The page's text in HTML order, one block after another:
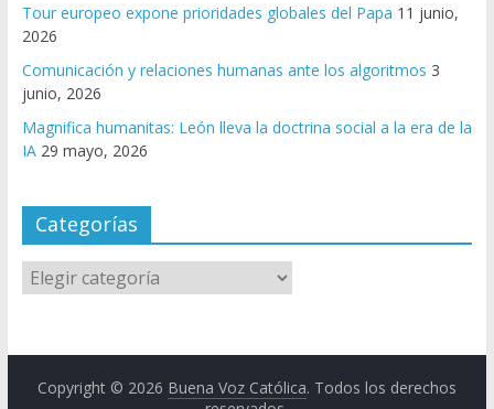
Tour europeo expone prioridades globales del Papa 11 junio,
2026
Comunicación y relaciones humanas ante los algoritmos 3
junio, 2026
Magnifica humanitas: León lleva la doctrina social a la era de la
IA 29 mayo, 2026
Categorías
Copyright © 2026 Buena Voz Católica. Todos los derechos